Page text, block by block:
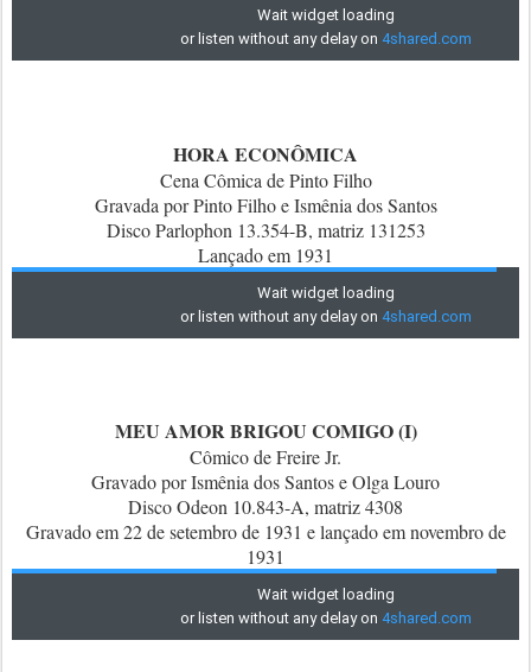
HORA ECONÔMICA
Cena Cômica de Pinto Filho
Gravada por Pinto Filho e Ismênia dos Santos
Disco Parlophon 13.354-B, matriz 131253
Lançado em 1931
MEU AMOR BRIGOU COMIGO (I)
Cômico de Freire Jr.
Gravado por Ismênia dos Santos e Olga Louro
Disco Odeon 10.843-A, matriz 4308
Gravado em 22 de setembro de 1931 e lançado em novembro de
1931